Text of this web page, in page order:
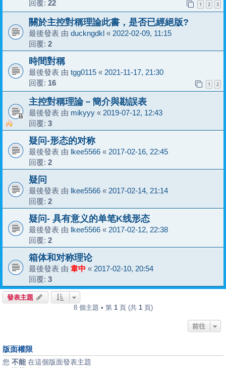
回覆: 22 1 2 3
關於主控對稱理論此書，是否已經絕版?
最後發表 由 duckngdkl « 2022-02-09, 11:15
回覆: 2
時間對稱
最後發表 由 tgg0115 « 2021-11-17, 21:30
回覆: 16 1 2
主控對稱理論－簡介與勘誤表
最後發表 由 mikyyy « 2019-07-12, 12:43
回覆: 3
疑问-形态的对称
最後發表 由 lkee5566 « 2017-02-16, 22:45
回覆: 2
疑问
最後發表 由 lkee5566 « 2017-02-14, 21:14
回覆: 2
疑问- 具有意义的单笔K线形态
最後發表 由 lkee5566 « 2017-02-12, 22:38
回覆: 2
箱体和对称理论
最後發表 由 韋中 « 2017-02-10, 20:54
回覆: 3
發表主題
8 個主題 • 第 1頁 (共 1頁)
前往
版面權限
您 不能在這個版面發表主題